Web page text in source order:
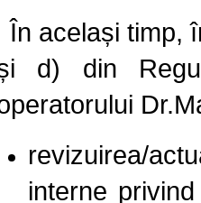
În același timp,
d) din
revizuirea/
interne